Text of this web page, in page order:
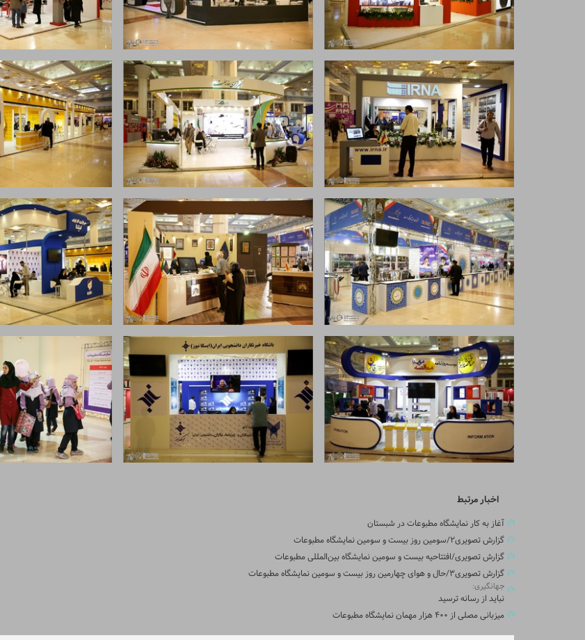
اخبار مرتبط
آغاز به کار نمایشگاه مطبوعات در شبستان
گزارش تصویری۲/سومین روز بیست و سومین نمایشگاه مطبوعات
گزارش تصویری/افتتاحیه بیست و سومین نمایشگاه بین‌المللی مطبوعات
گزارش تصویری۳/حال و هوای چهارمین روز بیست و سومین نمایشگاه مطبوعات
جهانگیری:
نباید از رسانه ترسید
میزبانی مصلی از ۴۰۰ هزار مهمان نمایشگاه مطبوعات